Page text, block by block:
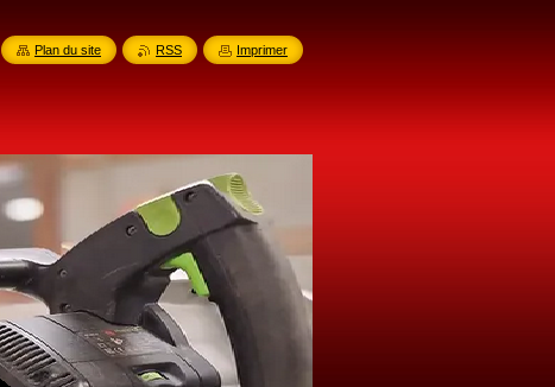
Plan du site RSS Imprimer